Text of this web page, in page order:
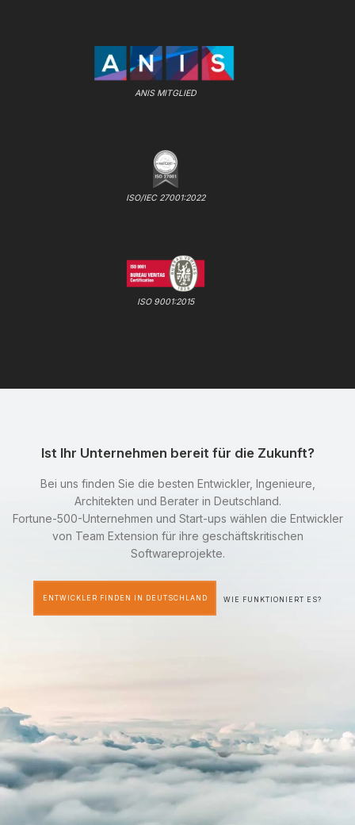
ANIS MITGLIED
ISO/IEC 27001:2022
ISO 9001:2015
Ist Ihr Unternehmen bereit für die Zukunft?
Bei uns finden Sie die besten Entwickler, Ingenieure,
Architekten und Berater in Deutschland.
Fortune-500-Unternehmen und Start-ups wählen die Entwickler
von Team Extension für ihre geschäftskritischen
Softwareprojekte.
ENTWICKLER FINDEN IN DEUTSCHLAND WIE FUNKTIONIERT ES?